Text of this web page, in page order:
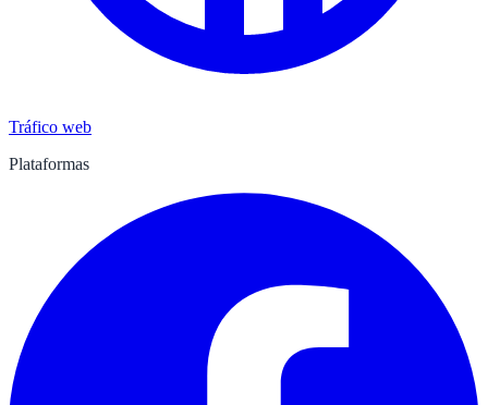
Tráfico web
Plataformas